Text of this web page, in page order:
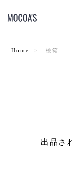
Home 桃箱
出品さ